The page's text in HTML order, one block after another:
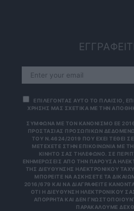
ΕΠΙΛΕΓΟΝΤΑΣ ΑΥΤΟ ΤΟ ΠΛΑΙΣΙΟ,
ΧΡΗΣΗΣ ΜΑΣ ΣΧΕΤΙΚΑ ΜΕ ΤΗΝ
ΣΎΜΦΩΝΑ ΜΕ ΤΟΝ ΚΑΝΟΝΙΣΜΌ ΕΕ
ΠΡΟΣΤΑΣΊΑΣ ΠΡΟΣΩΠΙΚΏΝ
ΤΟΥ Ν.4624/2019 ΠΟΥ ΈΧΕΙ ΤΕΘΕΊ
ΜΕΤΈΧΕΤΕ ΣΤΗΝ ΕΠΙΚΟΙΝΩΝΊΑ ΜΕ
ΙΝΗΤΌ ΣΑΣ ΤΗΛΈΦΩΝΟ. ΣΕ
ΝΗΜΕΡΏΣΕΙΣ ΑΠΌ ΤΗΝ ΠΑΡΟΎΣΑ
Σ ΔΙΕΎΘΥΝΣΗΣ ΗΛΕΚΤΡΟΝΙΚΟΎ
ΡΕΊΤΕ ΝΑ ΑΣΚΉΣΕΤΕ ΤΑ
6/679 ΚΑΙ ΝΑ ΔΙΑΓΡΑΦΕΊΤΕ
Η ΔΙΕΎΘΥΝΣΗ ΗΛΕΚΤΡΟΝΙΚΟΎ ΣΑΣ
ΡΗΤΑ ΚΑΙ ΔΕΝ ΓΝΩΣΤΟΠΟΙΟΎΝΤΑΙ
ΚΑΛΟΎΜΕ ΔΕΧΘΕΊΤΕ